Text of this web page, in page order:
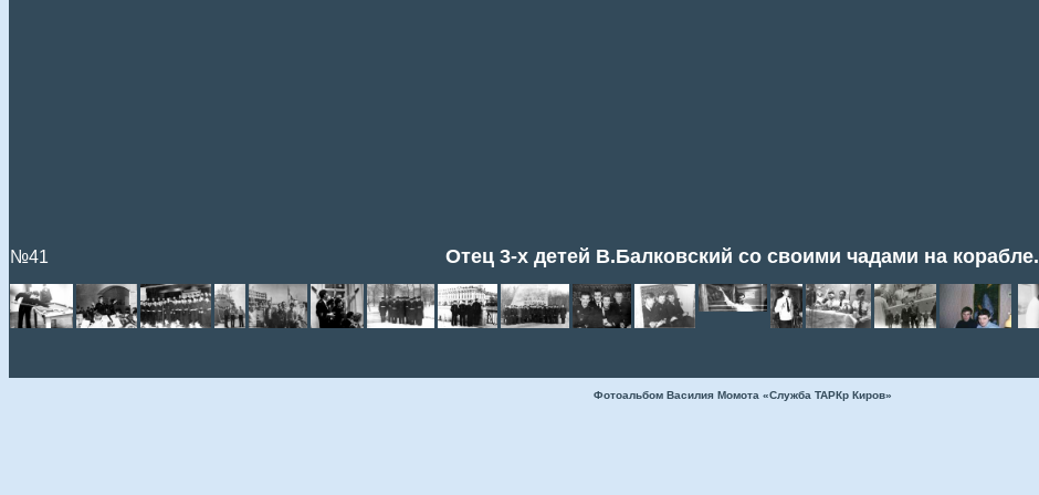
№41 Отец 3-х детей В.Балковский со своими чадами на корабле.
Фотоальбом Василия Момота «Служба ТАРКр Киров»